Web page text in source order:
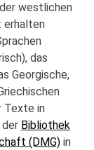
westlichen
erhalten
das
Georgische,
Texte in
der Bibliothek
(DMG) in